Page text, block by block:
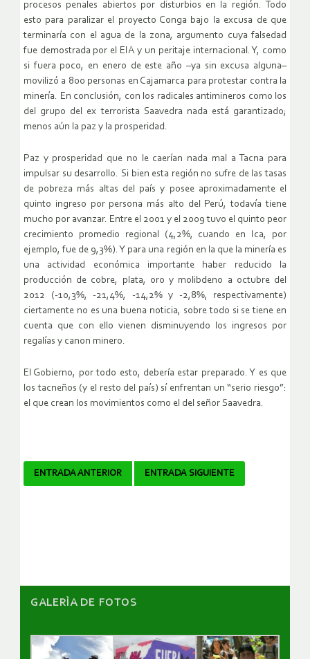
procesos penales abiertos por disturbios en la región. Todo
esto para paralizar el proyecto Conga bajo la excusa de que
terminaría con el agua de la zona, argumento cuya falsedad
fue demostrada por el EIA y un peritaje internacional. Y, como
si fuera poco, en enero de este año –ya sin excusa alguna–
movilizó a 800 personas en Cajamarca para protestar contra la
minería. En conclusión, con los radicales antimineros como los
del grupo del ex terrorista Saavedra nada está garantizado;
menos aún la paz y la prosperidad.
Paz y prosperidad que no le caerían nada mal a Tacna para
impulsar su desarrollo. Si bien esta región no sufre de las tasas
de pobreza más altas del país y posee aproximadamente el
quinto ingreso por persona más alto del Perú, todavía tiene
mucho por avanzar. Entre el 2001 y el 2009 tuvo el quinto peor
crecimiento promedio regional (4,2%, cuando en Ica, por
ejemplo, fue de 9,3%). Y para una región en la que la minería es
una actividad económica importante haber reducido la
producción de cobre, plata, oro y molibdeno a octubre del
2012 (-10,3%, -21,4%, -14,2% y -2,8%, respectivamente)
ciertamente no es una buena noticia, sobre todo si se tiene en
cuenta que con ello vienen disminuyendo los ingresos por
regalías y canon minero.
El Gobierno, por todo esto, debería estar preparado. Y es que
los tacneños (y el resto del país) sí enfrentan un “serio riesgo”:
el que crean los movimientos como el del señor Saavedra.
Navegador
ENTRADA ANTERIOR ENTRADA SIGUIENTE
GALERÌA DE FOTOS